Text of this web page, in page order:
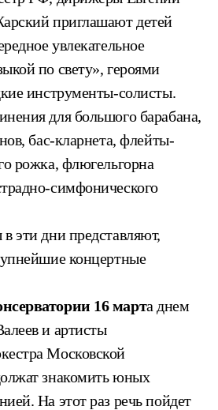
приглашают детей
увлекательное
по свету», героями
инструменты-солисты.
для большого барабана,
бас-кларнета, флейты-
рожка, флюгельгорна
симфонического
эти дни представляют,
концертные
16 марта днем
и артисты
Московской
знакомить юных
На этот раз речь пойдет